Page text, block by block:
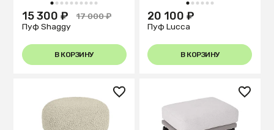
1 2 3 4 5 6 7 8 9 10
15 300 ₽
17 000 ₽
Пуф Shaggy
В КОРЗИНУ
1 2 3 4 5 6
20 100 ₽
Пуф Lucca
В КОРЗИНУ